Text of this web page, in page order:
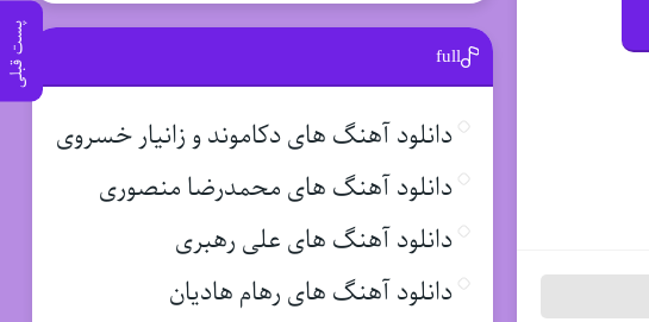
پست قبلی full
دانلود آهنگ های دکاموند و زانیار خسروی
دانلود آهنگ های محمدرضا منصوری
دانلود آهنگ های علی رهبری
دانلود آهنگ های رهام هادیان